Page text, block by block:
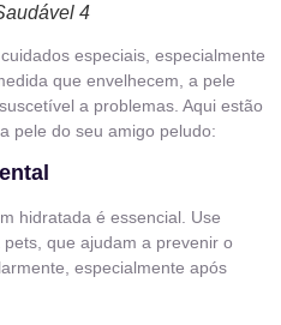
4
especiais, especialmente
que envelhecem, a pele
a problemas. Aqui estão
pele do seu amigo peludo:
hidratada é essencial. Use
que ajudam a prevenir o
especialmente após